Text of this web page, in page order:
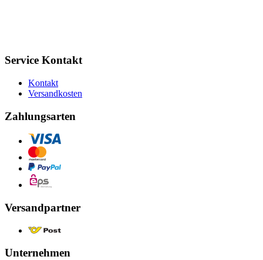
Service Kontakt
Kontakt
Versandkosten
Zahlungsarten
Versandpartner
Unternehmen